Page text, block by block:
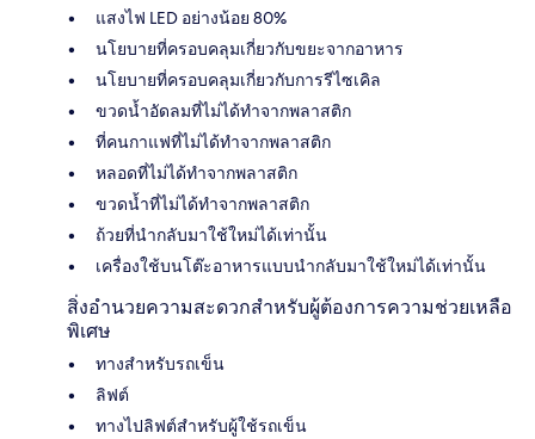
แสงไฟ LED อย่างน้อย 80%
นโยบายที่ครอบคลุมเกี่ยวกับขยะจากอาหาร
นโยบายที่ครอบคลุมเกี่ยวกับการรีไซเคิล
ขวดน้ำอัดลมที่ไม่ได้ทำจากพลาสติก
ที่คนกาแฟที่ไม่ได้ทำจากพลาสติก
หลอดที่ไม่ได้ทำจากพลาสติก
ขวดน้ำที่ไม่ได้ทำจากพลาสติก
ถ้วยที่นำกลับมาใช้ใหม่ได้เท่านั้น
เครื่องใช้บนโต๊ะอาหารแบบนำกลับมาใช้ใหม่ได้เท่านั้น
สิ่งอำนวยความสะดวกสำหรับผู้ต้องการความช่วยเหลือ
พิเศษ
ทางสำหรับรถเข็น
ลิฟต์
ทางไปลิฟต์สำหรับผู้ใช้รถเข็น